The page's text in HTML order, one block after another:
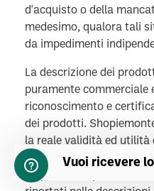
d'acquisto o della
medesimo, qualora tali
da impedimenti
La descrizione dei
puramente commerciale
riconoscimento e
dei prodotti.
la reale validità ed
sito e non può quindi
responsabile per il non
Vuoi ricevere lo